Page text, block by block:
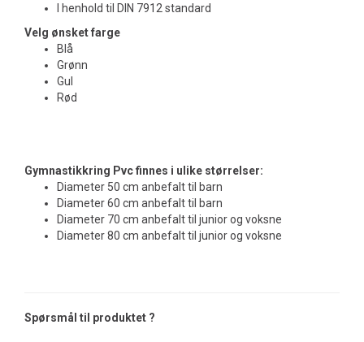
I henhold til DIN 7912 standard
Velg ønsket farge
Blå
Grønn
Gul
Rød
Gymnastikkring Pvc finnes i ulike størrelser:
Diameter 50 cm anbefalt til barn
Diameter 60 cm anbefalt til barn
Diameter 70 cm anbefalt til junior og voksne
Diameter 80 cm anbefalt til junior og voksne
Spørsmål til produktet ?